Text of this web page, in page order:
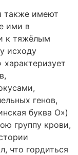
также имеют
ими в
к тяжёлым
исходу
характеризует
генов,
буква O»)
группу крови,
что гордиться